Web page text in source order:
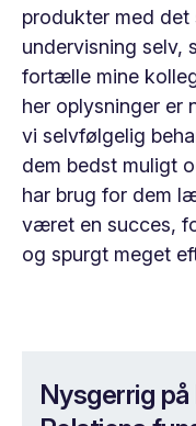
produkter med det
undervisning selv,
fortælle mine
her oplysninger er
vi selvfølgelig
dem bedst muligt
har brug for dem
været en succes,
og spurgt meget
Nysgerrig